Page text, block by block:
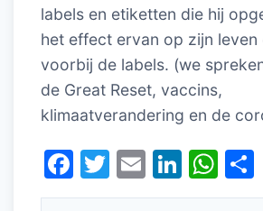
labels en etiketten die hij
het effect ervan op zijn leven
voorbij de labels. (we
de Great Reset, vaccins,
klimaatverandering en de
F
a
T
w
E
m
Li
n
W
h